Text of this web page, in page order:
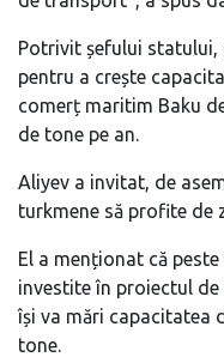
Potrivit șefului statului,
pentru a crește
comerț maritim Baku
de tone pe an.
Aliyev a invitat, de
turkmene să profite de
El a menționat că
investite în proiectul
își va mări capacitatea
tone.